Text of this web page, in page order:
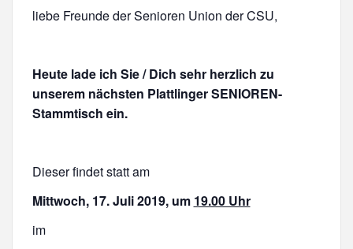
liebe Freunde der Senioren Union der CSU,
Heute lade ich Sie / Dich sehr herzlich zu
unserem nächsten Plattlinger SENIOREN-
Stammtisch ein.
Dieser findet statt am
Mittwoch, 17. Juli 2019, um 19.00 Uhr
im